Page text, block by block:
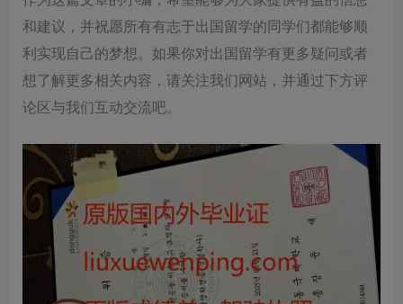
和建议，并祝愿所有有志于出国留学的同学们都能够顺
利实现自己的梦想。如果你对出国留学有更多疑问或者
想了解更多相关内容，请关注我们网站，并通过下方评
论区与我们互动交流吧。